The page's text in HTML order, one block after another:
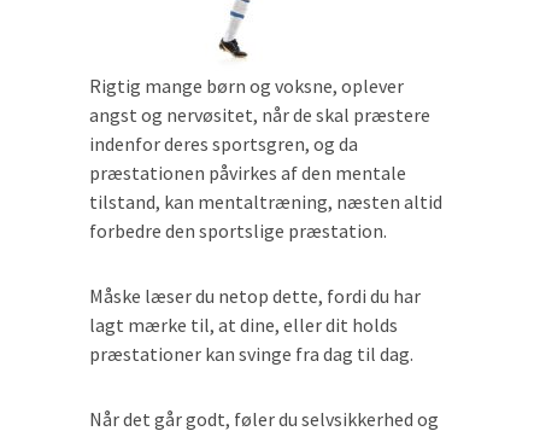
Rigtig mange børn og voksne, oplever
angst og nervøsitet, når de skal præstere
indenfor deres sportsgren, og da
præstationen påvirkes af den mentale
tilstand, kan mentaltræning, næsten altid
forbedre den sportslige præstation.
Måske læser du netop dette, fordi du har
lagt mærke til, at dine, eller dit holds
præstationer kan svinge fra dag til dag.
Når det går godt, føler du selvsikkerhed og